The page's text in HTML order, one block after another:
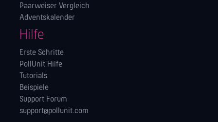
Paarweiser Vergleich
Adventskalender
Hilfe
Erste Schritte
PollUnit Hilfe
Tutorials
Beispiele
Support Forum
support@pollunit.com